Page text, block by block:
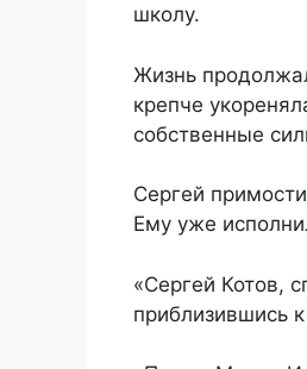
школу.
Жизнь
крепче
собственные
Сергей
Ему уже
«Сергей Котов,
приблизившись к